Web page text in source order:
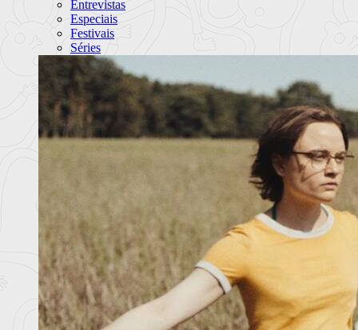
Entrevistas
Especiais
Festivais
Séries